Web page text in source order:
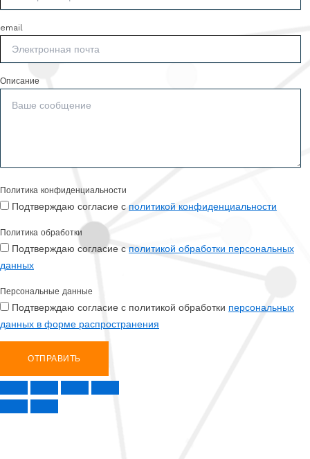
email
Описание
Политика конфиденциальности
Подтверждаю согласие с политикой конфиденциальности
Политика обработки
Подтверждаю согласие с политикой обработки персональных
данных
Персональные данные
Подтверждаю согласие с политикой обработки персональных
данных в форме распространения
ОТПРАВИТЬ